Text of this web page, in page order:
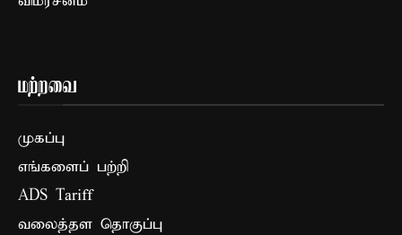
மற்றவை
முகப்பு
எங்களைப் பற்றி
ADS Tariff
வலைத்தள தொகுப்பு